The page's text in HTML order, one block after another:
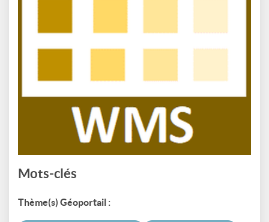
Mots-clés
Thème(s) Géoportail :